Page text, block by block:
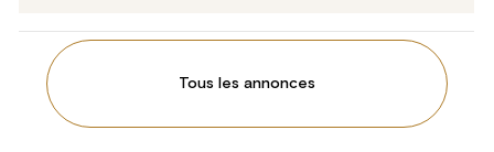
Tous les annonces